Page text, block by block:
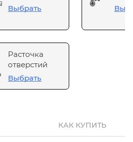
Выбрать
Расточка
отверстий
Выбрать
КАК КУПИТЬ